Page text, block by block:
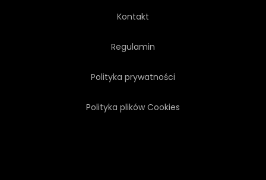
Kontakt
Regulamin
Polityka prywatności
Polityka plików Cookies